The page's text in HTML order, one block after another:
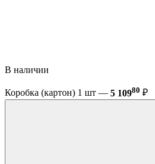
В наличии
Коробка (картон) 1 шт — 5 10980 ₽